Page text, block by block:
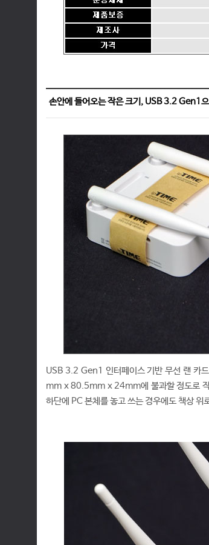
손안에 들어오는 작은 크기, USB 3.2 Gen1
USB 3.2 Gen1 인터페이스 기반 무선 랜
mm x 80.5mm x 24mm에 불과할 정도로 작
하단에 PC 본체를 놓고 쓰는 경우에도 책상 위